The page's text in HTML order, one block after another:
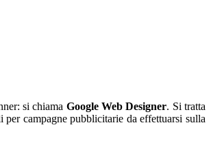
si chiama Google Web Designer. Si tratta
per campagne pubblicitarie da effettuarsi sulla